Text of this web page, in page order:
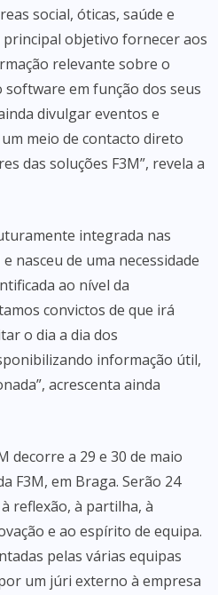
social, óticas, saúde e
principal objetivo fornecer aos
relevante sobre o
em função dos seus
divulgar eventos e
meio de contacto direto
das soluções F3M”, revela a
integrada nas
nasceu de uma necessidade
ao nível da
convictos de que irá
o dia a dia dos
informação útil,
acrescenta ainda
decorre a 29 e 30 de maio
F3M, em Braga. Serão 24
reflexão, à partilha, à
e ao espírito de equipa.
pelas várias equipas
um júri externo à empresa